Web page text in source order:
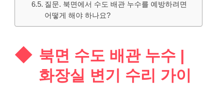
질문. 북면에서 수도 배관 누수를 예방하려면
어떻게 해야 하나요?
북면 수도 배관 누수 |
화장실 변기 수리 가이